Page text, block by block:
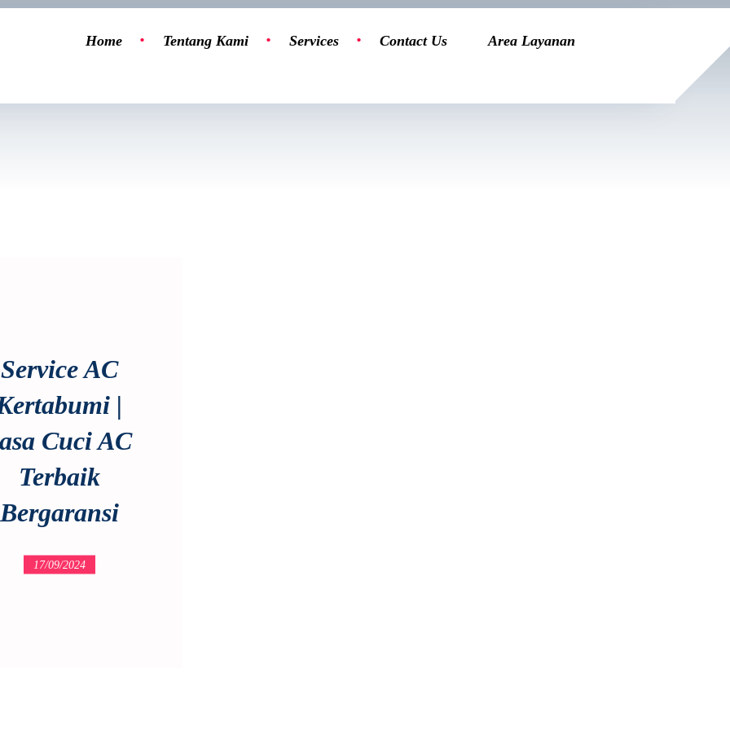
Home Tentang Kami Services Contact Us Area Layanan
Service AC
|
Cuci AC
Terbaik
Bergaransi
17/09/2024